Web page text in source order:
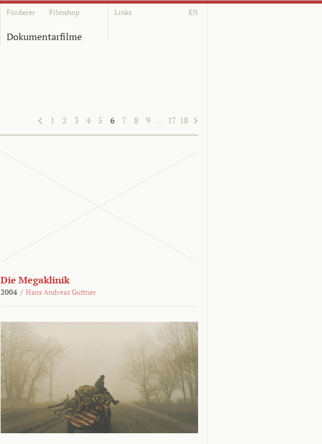
Förderer Filmshop Links EN
Dokumentarfilme
1 2 3 4 5 6 7 8 9 … 17 18
Die Megaklinik
2004 / Hans Andreas Guttner